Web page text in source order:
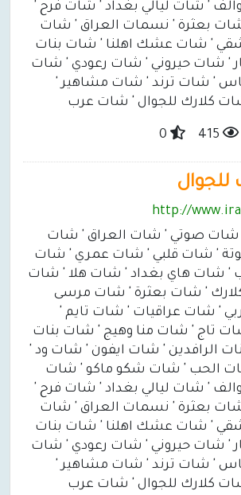
' شات ليالي بغداد ' شات فرح '
بعثرة ' نسمات العراق ' شات
' شات عشك اهلنا ' شات بنات
' شات حيروني ' شات رعودي ' شات
' شات ترند ' شات مشاهير '
كلارك للجوال ' شات عرب
http://
' شات صوتي ' شات العراق ' شات
' شات قلبي ' شات عمري ' شات
' شات هاي بغداد ' شات هلا ' شات
' شات بعثرة ' شات مرسى
' شات عراقيات ' شات تايم '
تاج ' شات منا وهيج ' شات بنات
الرافدين ' شات ايفون ' شات ود '
الحب ' شات شكو ماكو ' شات
' شات ليالي بغداد ' شات فرح '
بعثرة ' نسمات العراق ' شات
' شات عشك اهلنا ' شات بنات
' شات حيروني ' شات رعودي ' شات
' شات ترند ' شات مشاهير '
كلارك للجوال ' شات عرب